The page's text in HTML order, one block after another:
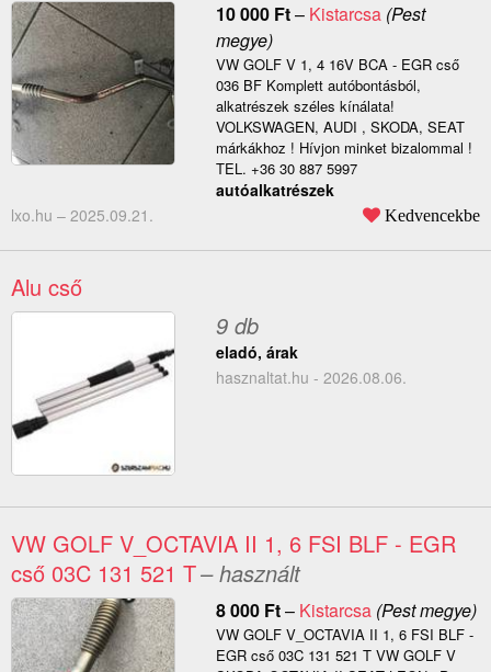
10 000 Ft– Kistarcsa(Pest
megye)
VW GOLF V 1, 4 16V BCA - EGR cső
036 BF Komplett autóbontásból,
alkatrészek széles kínálata!
VOLKSWAGEN, AUDI , SKODA, SEAT
márkákhoz ! Hívjon minket bizalommal !
TEL. +36 30 887 5997
autóalkatrészek
lxo.hu – 2025.09.21. Kedvencekbe
Alu cső
9 db
eladó, árak
hasznaltat.hu - 2026.08.06.
VW GOLF V_OCTAVIA II 1, 6 FSI BLF - EGR
cső 03C 131 521 T– használt
8 000 Ft– Kistarcsa(Pest megye)
VW GOLF V_OCTAVIA II 1, 6 FSI BLF -
EGR cső 03C 131 521 T VW GOLF V